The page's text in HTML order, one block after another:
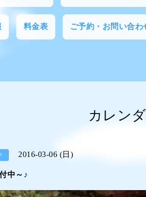
料金表 ご予約・お問い合わ
カレン
2016-03-06 (日)
中～♪